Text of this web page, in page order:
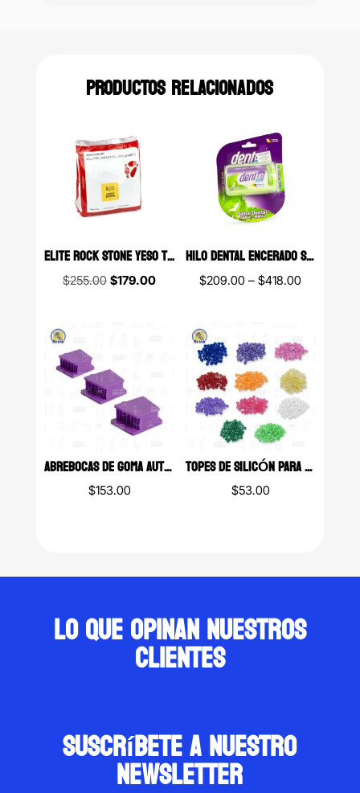
PRODUCTOS RELACIONADOS
ELITE ROCK STONE YESO TIPO 4 EXTRA DURO PARA MODELOS MASTER ZHERMACK 1KG
$255.00 Original
$179.00Current
$179.00.
HILO DENTAL ENCERADO SEDA CON CERA DENTUP DE 400 METROS
$209.00 – $418.00Price
through
$418.00
ABREBOCAS DE GOMA AUTOCLAVABLE MCKESSON CON 3 EYECTORES
$153.00
TOPES DE SILICÓN PARA LIMAS
$53.00
Lo que opinan nuestros
clientes
suscríbete a nuestro
newsletter